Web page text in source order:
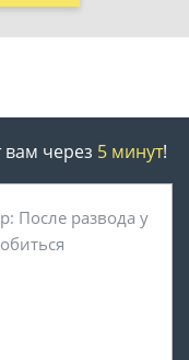
вам через 5 минут!